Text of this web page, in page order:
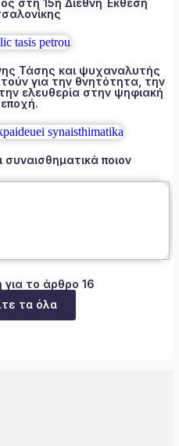
Τάσης και ψυχαναλυτής
για την θνητότητα, την
ελευθερία στην ψηφιακή
εποχή.
συναισθηματικά ποιον
το άρθρο 16
τα όλα